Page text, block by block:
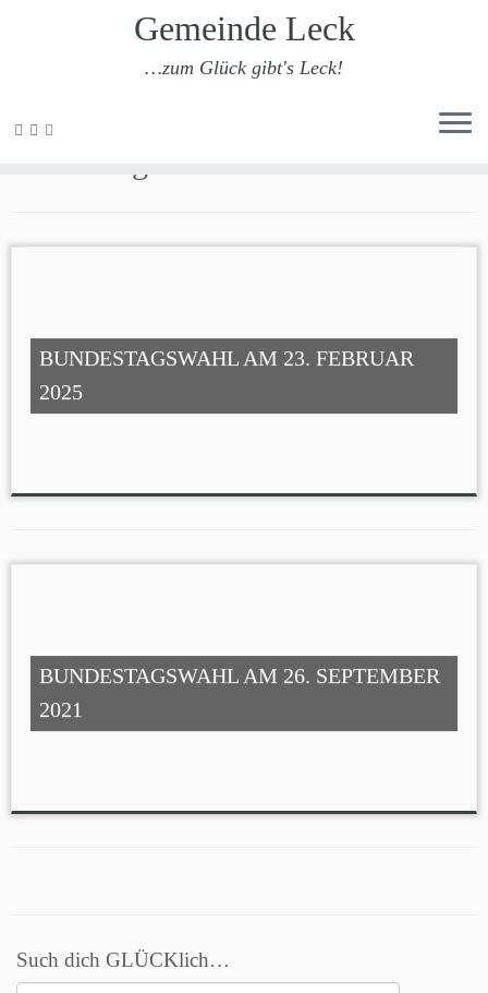
Zum
Gemeinde Leck
…zum Glück gibt's Leck!
BUNDESTAGSWAHL AM 23. FEBRUAR
2025
BUNDESTAGSWAHL AM 26. SEPTEMBER
2021
Such dich GLÜCKlich…